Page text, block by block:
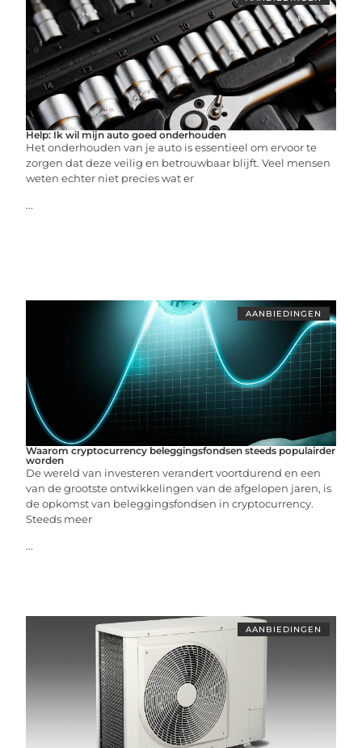
Help: Ik wil mijn auto goed onderhouden
Het onderhouden van je auto is essentieel om ervoor te
zorgen dat deze veilig en betrouwbaar blijft. Veel mensen
weten echter niet precies wat er
...
AANBIEDINGEN
Waarom cryptocurrency beleggingsfondsen steeds populairder
worden
De wereld van investeren verandert voortdurend en een
van de grootste ontwikkelingen van de afgelopen jaren, is
de opkomst van beleggingsfondsen in cryptocurrency.
Steeds meer
...
AANBIEDINGEN